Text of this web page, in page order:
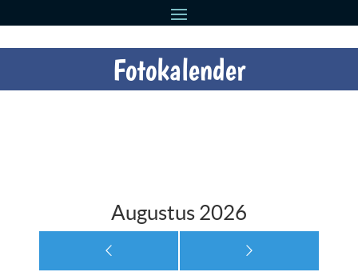
Fotokalender
Augustus 2026